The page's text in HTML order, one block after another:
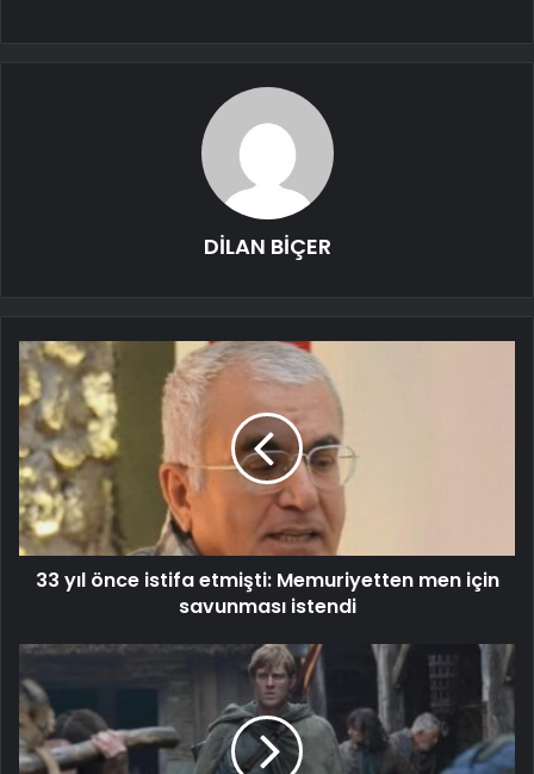
DİLAN BİÇER
33 yıl önce istifa etmişti: Memuriyetten men için
savunması istendi